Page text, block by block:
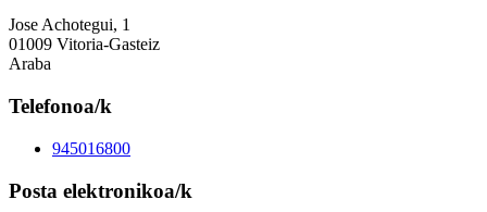
Jose Achotegui, 1
01009 Vitoria-Gasteiz
Araba
Telefonoa/k
945016800
Posta elektronikoa/k